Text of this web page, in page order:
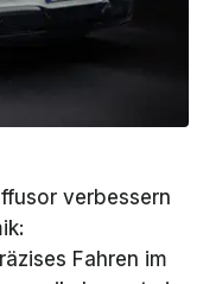
verbessern
Fahren im